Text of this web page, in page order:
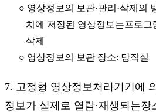
○ 영상정보의 보관·관리·삭제의
치에 저장된 영상정보는프로그
삭제
○ 영상정보의 보관 장소: 당직실
7. 고정형 영상정보처리기기에
정보가 실제로 열람·재생되는